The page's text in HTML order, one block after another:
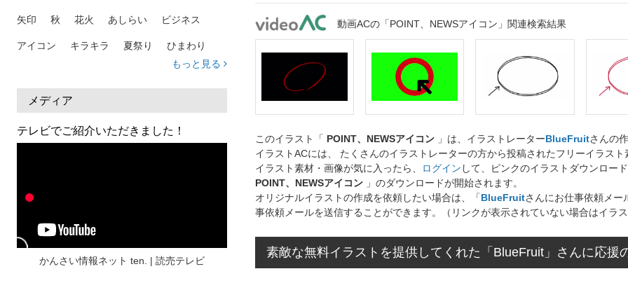
矢印 秋 花火 あしらい ビジネス
アイコン キラキラ 夏祭り ひまわり
熱中症
人物 暑中見舞い
日本地図 海
集中線
スケジュール
もっと見る
メディア
テレビでご紹介いただきました！
かんさい情報ネット ten. | 読売テレビ
動画ACの「POINT、NEWSアイコン」関連検索結果
このイラスト「 POINT、NEWSアイコン 」は、イラストレーターBlueFruitさんの
イラストACには、 たくさんのイラストレーターの方から投稿されたフリーイラス
イラスト素材・画像が気に入ったら、
ログイン して、ピンクのイラストダウンロー
POINT、NEWSアイコン 」のダウンロードが開始されます。
オリジナルイラストの作成を依頼したい場合は、「BlueFruitさんにお仕事依頼メー
事依頼メールを送信することができます。（リンクが表示されていない場合はイラ
素敵な無料イラストを提供してくれた「BlueFruit」さんに応援